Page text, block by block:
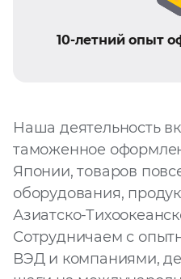
10-летний опыт
Наша деятельность
таможенное
Японии, товаров
оборудования,
Азиатско-
Сотрудничаем с
ВЭД и компаниями,